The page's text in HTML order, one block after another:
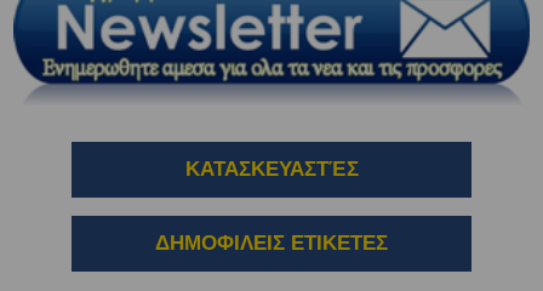
ΚΑΤΑΣΚΕΥΑΣΤΈΣ
ΔΗΜΟΦΙΛΕΙΣ ΕΤΙΚΕΤΕΣ